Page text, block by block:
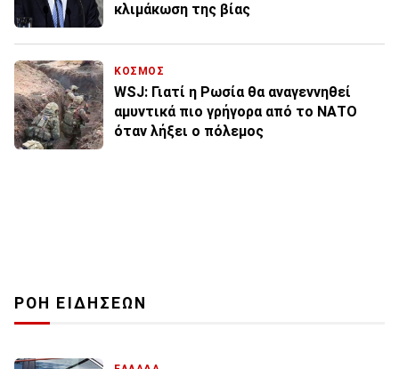
κλιμάκωση της βίας
ΚΟΣΜΟΣ
WSJ: Γιατί η Ρωσία θα αναγεννηθεί
αμυντικά πιο γρήγορα από το ΝΑΤΟ
όταν λήξει ο πόλεμος
ΡΟΗ ΕΙΔΗΣΕΩΝ